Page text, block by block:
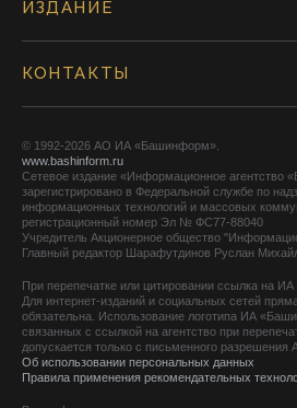
ИЗДАНИЕ
КОНТАКТЫ
© 1992-2026 АО ИА «Башинформ».
www.bashinform.ru
Сетевое издание «Информационное агентство
зарегистрировано в Федеральной службе по
информационных технологий и массовых
регистрационный номер Эл № ФС77-88040
Учредитель Акционерное общество
Главный редактор Шарафутдинов Руслан
При перепечатке или цитировании ссылка на
Для интернет-изданий и социальных сетей
обязательна. Использование логотипа ИА
связанных с ссылкой на агентство при
допускается только с письменного
Об использовании персональных данных
Правила применения рекомендательных